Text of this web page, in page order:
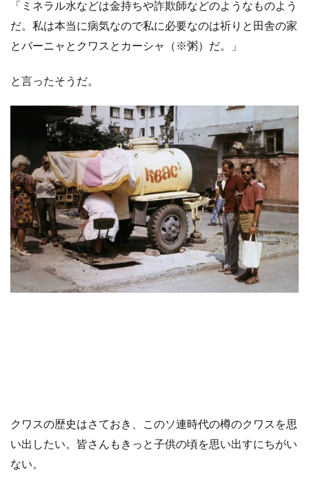
「ミネラル水などは金持ちや詐欺師などのようなものよう
だ。私は本当に病気なので私に必要なのは祈りと田舎の家
とバーニャとクワスとカーシャ（※粥）だ。」
と言ったそうだ。
クワスの歴史はさておき、このソ連時代の樽のクワスを思
い出したい。皆さんもきっと子供の頃を思い出すにちがい
ない。